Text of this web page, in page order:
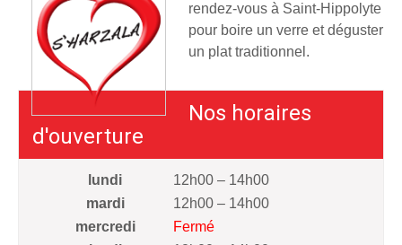
rendez-vous à Saint-Hippolyte
pour boire un verre et déguster
un plat traditionnel.
Nos horaires
d'ouverture
lundi
12h00 – 14h00
mardi
12h00 – 14h00
mercredi
Fermé